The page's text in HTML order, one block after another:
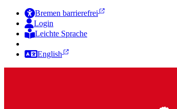
Bremen barrierefrei
Login
Leichte Sprache
English